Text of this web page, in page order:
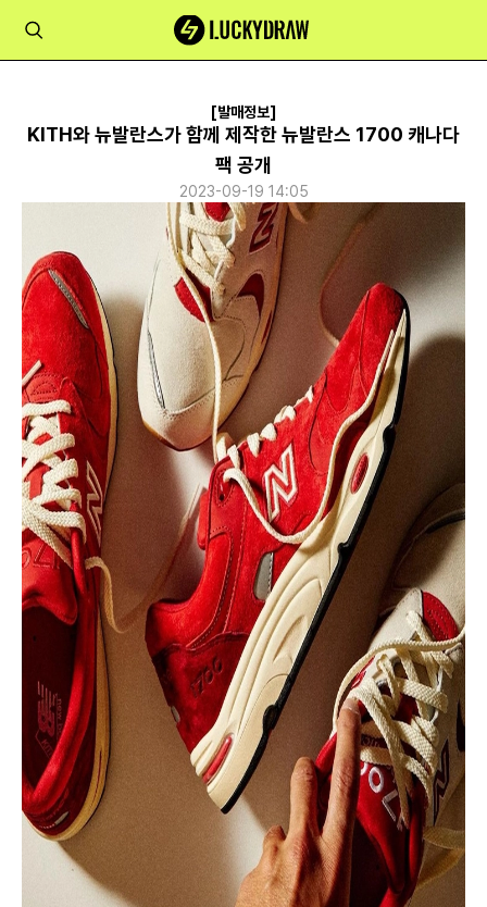
[발매정보]
KITH와 뉴발란스가 함께 제작한 뉴발란스 1700 캐나다
팩 공개
2023-09-19 14:05